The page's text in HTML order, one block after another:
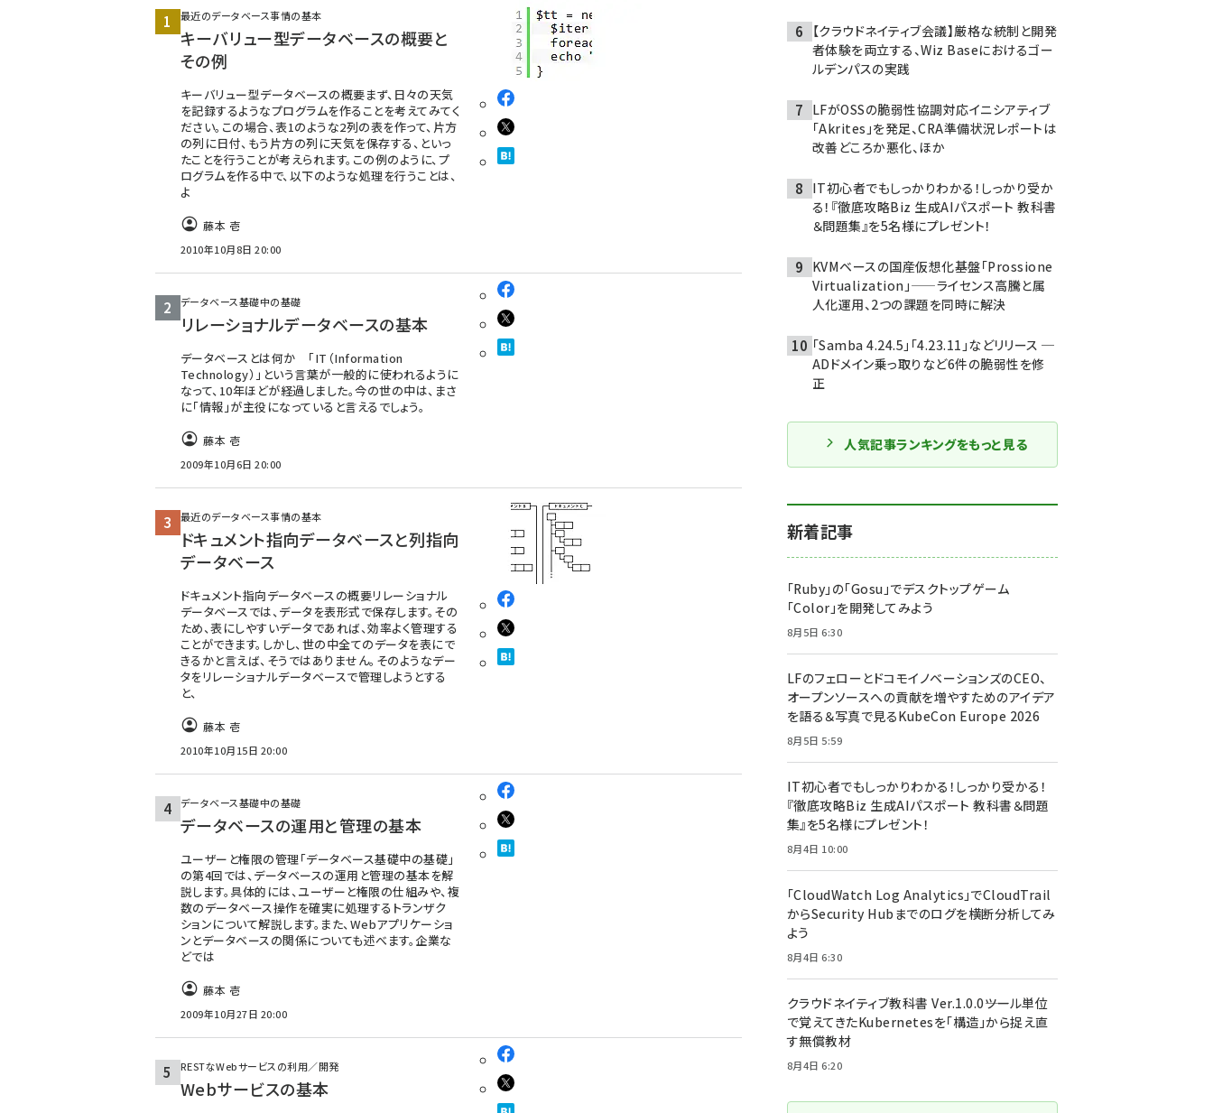
最近のデータベース事情の基本
キーバリュー型データベースの概要と
その例
キーバリュー型データベースの概要まず、日々の天気
を記録するようなプログラムを作ることを考えてみてく
ださい。この場合、表1のような2列の表を作って、片方
の列に日付、もう片方の列に天気を保存する、といっ
たことを行うことが考えられます。この例のように、プ
ログラムを作る中で、以下のような処理を行うことは、
よ
藤本 壱
2010年10月8日 20:00
データベース基礎中の基礎
リレーショナルデータベースの基本
データベースとは何か 「IT（Information
Technology）」という言葉が一般的に使われるように
なって、10年ほどが経過しました。今の世の中は、まさ
に「情報」が主役になっていると言えるでしょう。
藤本 壱
2009年10月6日 20:00
最近のデータベース事情の基本
ドキュメント指向データベースと列指向
データベース
ドキュメント指向データベースの概要リレーショナル
データベースでは、データを表形式で保存します。その
ため、表にしやすいデータであれば、効率よく管理する
ことができます。しかし、世の中全てのデータを表にで
きるかと言えば、そうではありません。そのようなデー
タをリレーショナルデータベースで管理しようとする
と、
藤本 壱
2010年10月15日 20:00
データベース基礎中の基礎
データベースの運用と管理の基本
ユーザーと権限の管理「データベース基礎中の基礎」
の第4回では、データベースの運用と管理の基本を解
説します。具体的には、ユーザーと権限の仕組みや、複
数のデータベース操作を確実に処理するトランザク
ションについて解説します。また、Webアプリケーショ
ンとデータベースの関係についても述べます。企業な
どでは
藤本 壱
2009年10月27日 20:00
RESTなWebサービスの利用／開発
Webサービスの基本
【クラウドネイティブ会議】厳格な統制と開発
者体験を両立する、Wiz Baseにおけるゴー
ルデンパスの実践
LFがOSSの脆弱性協調対応イニシアティブ
「Akrites」を発足、CRA準備状況レポートは
改善どころか悪化、ほか
IT初心者でもしっかりわかる！しっかり受か
る！『徹底攻略Biz 生成AIパスポート 教科書
＆問題集』を5名様にプレゼント！
KVMベースの国産仮想化基盤「Prossione
Virtualization」——ライセンス高騰と属
人化運用、2つの課題を同時に解決
「Samba 4.24.5」「4.23.11」などリリース ─
ADドメイン乗っ取りなど6件の脆弱性を修
正
人気記事ランキングをもっと見る
新着記事
「Ruby」の「Gosu」でデスクトップゲーム
「Color」を開発してみよう
8月5日 6:30
LFのフェローとドコモイノベーションズのCEO、
オープンソースへの貢献を増やすためのアイデア
を語る＆写真で見るKubeCon Europe 2026
8月5日 5:59
IT初心者でもしっかりわかる！しっかり受かる！
『徹底攻略Biz 生成AIパスポート 教科書＆問題
集』を5名様にプレゼント！
8月4日 10:00
「CloudWatch Log Analytics」でCloudTrail
からSecurity Hubまでのログを横断分析してみ
よう
8月4日 6:30
クラウドネイティブ教科書 Ver.1.0.0――ツール単位
で覚えてきたKubernetesを「構造」から捉え直
す無償教材
8月4日 6:20